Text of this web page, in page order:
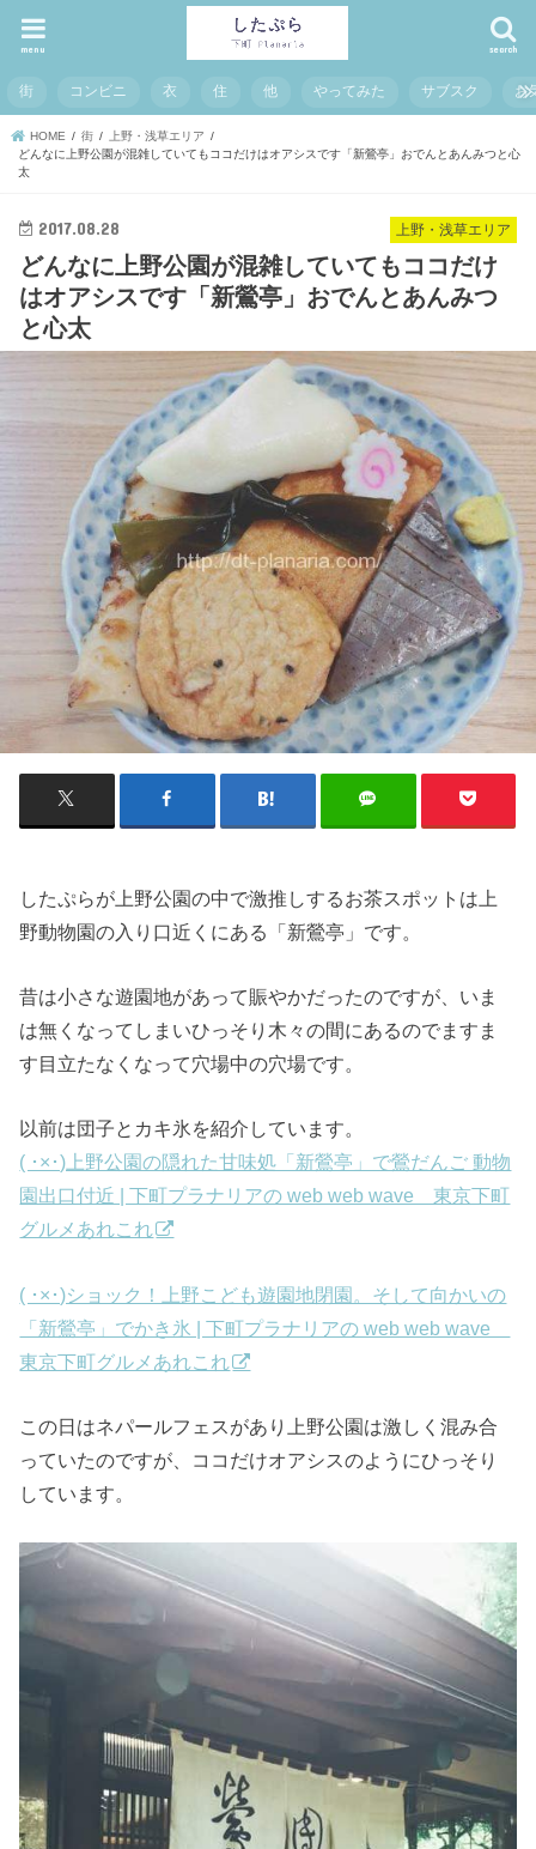
search
menu
街 コンビニ 衣 住 他 やってみた サブスク お
HOME 街
上野・浅草エリア
どんなに上野公園が混雑していてもココだけはオアシスです「新鶯亭」おでんとあんみつと心
太
上野・浅草エリア
2017.08.28
どんなに上野公園が混雑していてもココだけ
はオアシスです「新鶯亭」おでんとあんみつ
と心太
したぷらが上野公園の中で激推しするお茶スポットは上
野動物園の入り口近くにある「新鶯亭」です。
昔は小さな遊園地があって賑やかだったのですが、いま
は無くなってしまいひっそり木々の間にあるのでますま
す目立たなくなって穴場中の穴場です。
以前は団子とカキ氷を紹介しています。
( ･×･)上野公園の隠れた甘味処「新鶯亭」で鶯だんご 動物
園出口付近 | 下町プラナリアの web web wave 東京下町
グルメあれこれ
( ･×･)ショック！上野こども遊園地閉園。そして向かいの
「新鶯亭」でかき氷 | 下町プラナリアの web web wave
東京下町グルメあれこれ
この日はネパールフェスがあり上野公園は激しく混み合
っていたのですが、ココだけオアシスのようにひっそり
しています。